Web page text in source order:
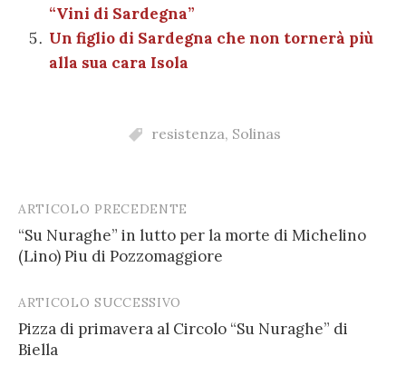
“Vini di Sardegna”
Un figlio di Sardegna che non tornerà più
alla sua cara Isola
resistenza, Solinas
Post
navigation
ARTICOLO PRECEDENTE
“Su Nuraghe” in lutto per la morte di Michelino
(Lino) Piu di Pozzomaggiore
ARTICOLO SUCCESSIVO
Pizza di primavera al Circolo “Su Nuraghe” di
Biella